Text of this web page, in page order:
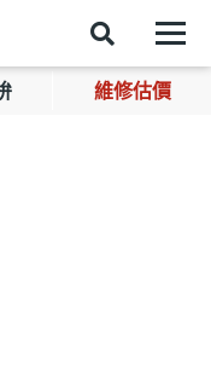
維修估價